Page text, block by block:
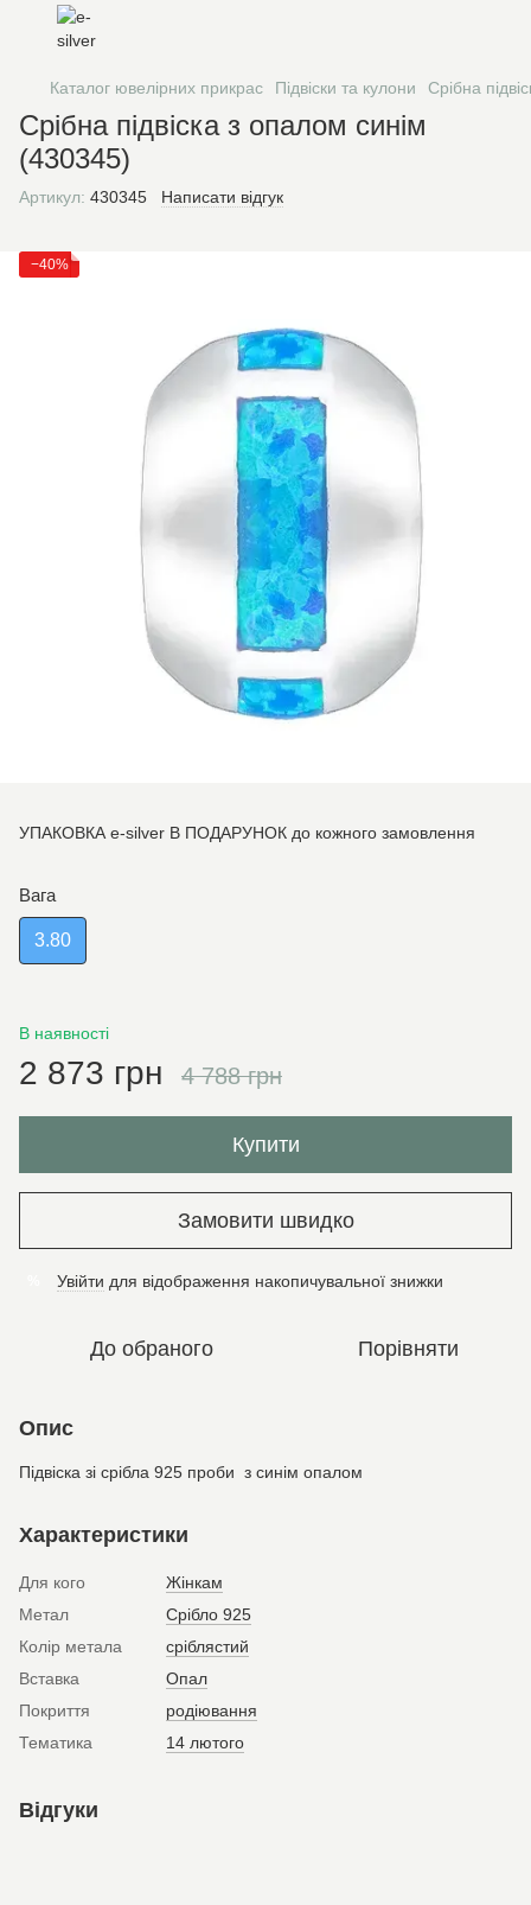
Каталог ювелірних прикрас Підвіски та кулони Срібна
Срібна підвіска з опалом синім
(430345)
Артикул: 430345 Написати відгук
−40%
УПАКОВКА e-silver В ПОДАРУНОК до кожного замовлення
Вага
3.80
В наявності
2 873 грн 4 788 грн
Купити
Замовити швидко
Увійти для відображення накопичувальної знижки
До обраного Порівняти
Опис
Підвіска зі срібла 925 проби з синім опалом
Характеристики
Для кого
Жінкам
Метал
Срібло 925
Колір метала
сріблястий
Вставка
Опал
Покриття
родіювання
Тематика
14 лютого
Відгуки